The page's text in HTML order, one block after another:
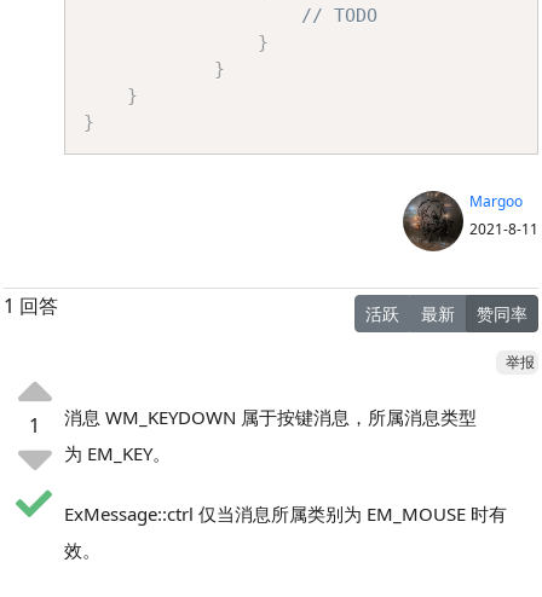
// TODO
}
}
}
}
Margoo
2021-8-11
1 回答 活跃 最新 赞同率
举报
1
消息 WM_KEYDOWN 属于按键消息，所属消息类型
为 EM_KEY。
ExMessage::ctrl 仅当消息所属类别为 EM_MOUSE 时有
效。